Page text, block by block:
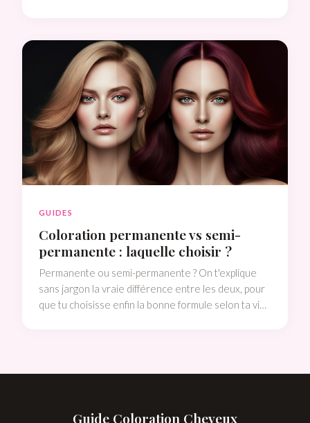
GUIDES
Coloration permanente vs semi-
permanente : laquelle choisir ?
Permanente ou semi-permanente ? On t'explique
sans jargon la vraie différence entre les deux, pour
que tu choisisse enfin la bonne formule selon ta vie,
Guide Coloration Cheveux